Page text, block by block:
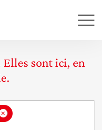
Elles sont ici, en
×